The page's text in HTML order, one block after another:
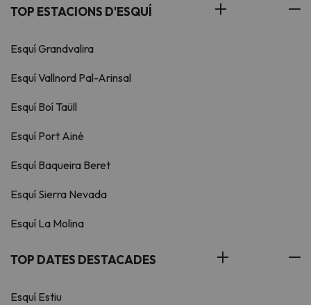
TOP ESTACIONS D'ESQUÍ
Esquí Grandvalira
Esquí Vallnord Pal-Arinsal
Esquí Boí Taüll
Esquí Port Ainé
Esquí Baqueira Beret
Esquí Sierra Nevada
Esquí La Molina
TOP DATES DESTACADES
Esquí Estiu